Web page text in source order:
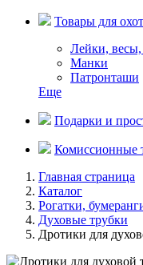
Товары для
Лейки, весы,
Манки
Патронташи
Еще
Подарки и
Комиссионные
Главная страница
Каталог
Рогатки,
Духовые трубки
Дротики для